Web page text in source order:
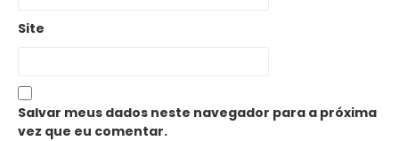
Site
Salvar meus dados neste navegador para a próxima
vez que eu comentar.